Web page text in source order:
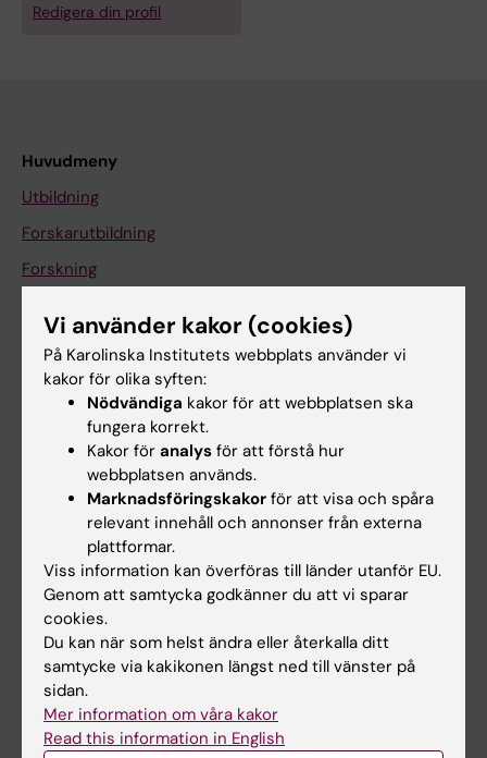
Redigera din profil
Huvudmeny
Utbildning
Forskarutbildning
Forskning
På gång
Kalender
Student
Canvas
Schema
Studentmejlen
Kurs- och programwebbar
Student på KI
Vi använder kakor (cookies)
På Karolinska Institutets webbplats använder vi
kakor för olika syften:
Nödvändiga kakor för att webbplatsen ska
fungera korrekt.
Kakor för analys för att förstå hur
webbplatsen används.
Marknadsföringskakor för att visa och spåra
relevant innehåll och annonser från externa
plattformar.
Viss information kan överföras till länder utanför EU.
Genom att samtycka godkänner du att vi sparar
cookies.
Du kan när som helst ändra eller återkalla ditt
samtycke via kakikonen längst ned till vänster på
sidan.
Mer information om våra kakor
Read this information in English